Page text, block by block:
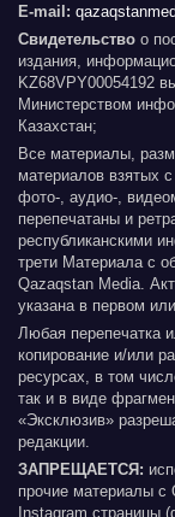
E-mail:
Свидетельство о
издания,
KZ68VPY00054192
Министерством
Казахстан;
Все материалы,
материалов взятых
фото-, аудио-,
перепечатаны и
республиканскими
трети Материала с
Qazaqstan Media.
указана в первом
Любая перепечатка
копирование и/или
ресурсах, в том
так и в виде
«Эксклюзив»
редакции.
ЗАПРЕЩАЕТСЯ:
прочие материалы с
Instagram страницы